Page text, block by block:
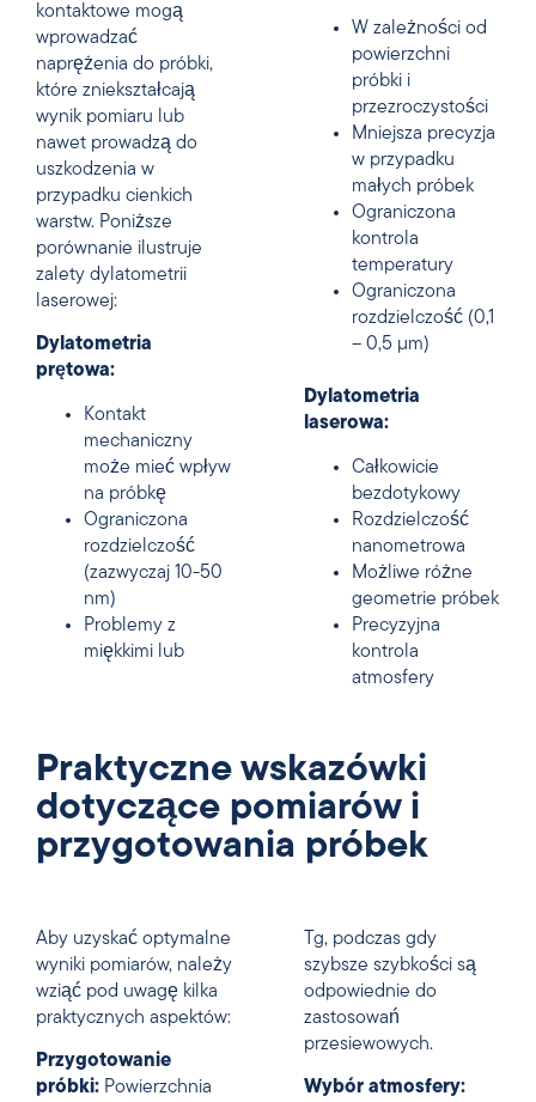
kontaktowe mogą
wprowadzać
naprężenia do próbki,
które zniekształcają
wynik pomiaru lub
nawet prowadzą do
uszkodzenia w
przypadku cienkich
warstw. Poniższe
porównanie ilustruje
zalety dylatometrii
laserowej:
Dylatometria
prętowa:
Kontakt
mechaniczny
może mieć wpływ
na próbkę
Ograniczona
rozdzielczość
(zazwyczaj 10-50
nm)
Problemy z
miękkimi lub
W zależności od
powierzchni
próbki i
przezroczystości
Mniejsza precyzja
w przypadku
małych próbek
Ograniczona
kontrola
temperatury
Ograniczona
rozdzielczość (0,1
– 0,5 µm)
Dylatometria
laserowa:
Całkowicie
bezdotykowy
Rozdzielczość
nanometrowa
Możliwe różne
geometrie próbek
Precyzyjna
kontrola
atmosfery
Praktyczne wskazówki
dotyczące pomiarów i
przygotowania próbek
Aby uzyskać optymalne
wyniki pomiarów, należy
wziąć pod uwagę kilka
praktycznych aspektów:
Przygotowanie
próbki: Powierzchnia
Tg, podczas gdy
szybsze szybkości są
odpowiednie do
zastosowań
przesiewowych.
Wybór atmosfery: